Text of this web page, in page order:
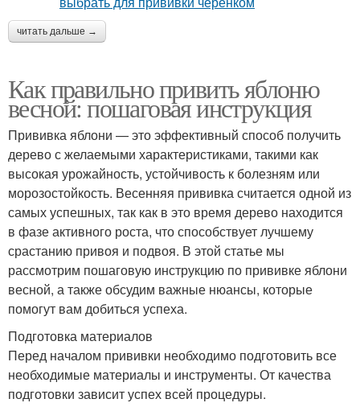
читать дальше →
Как правильно привить яблоню
весной: пошаговая инструкция
Прививка яблони — это эффективный способ получить
дерево с желаемыми характеристиками, такими как
высокая урожайность, устойчивость к болезням или
морозостойкость. Весенняя прививка считается одной из
самых успешных, так как в это время дерево находится
в фазе активного роста, что способствует лучшему
срастанию привоя и подвоя. В этой статье мы
рассмотрим пошаговую инструкцию по прививке яблони
весной, а также обсудим важные нюансы, которые
помогут вам добиться успеха.
Подготовка материалов
Перед началом прививки необходимо подготовить все
необходимые материалы и инструменты. От качества
подготовки зависит успех всей процедуры.